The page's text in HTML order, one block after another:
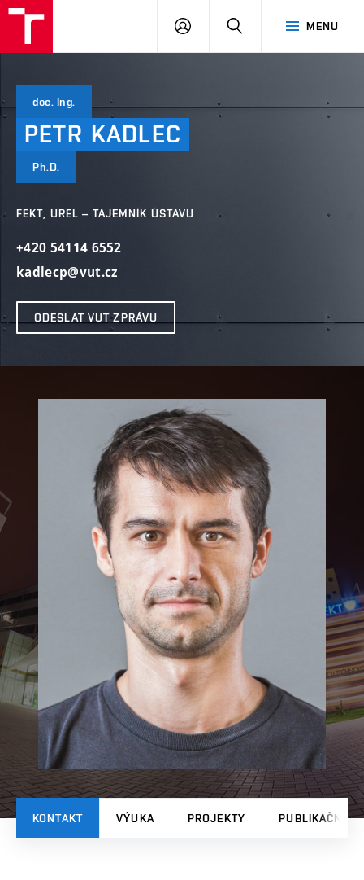
MENU
PŘIHLÁSIT
doc. Ing.
PETR KADLEC
Ph.D.
FEKT, UREL – TAJEMNÍK ÚSTAVU
+420 54114 6552
kadlecp@vut.cz
ODESLAT VUT ZPRÁVU
KONTAKT VÝUKA PROJEKTY PUBLIKAČNÍ